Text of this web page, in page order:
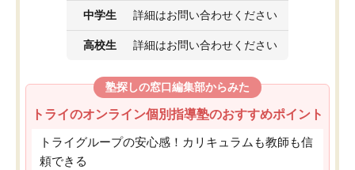
中学生 詳細はお問い合わせください
高校生 詳細はお問い合わせください
塾探しの窓口編集部からみた
トライのオンライン個別指導塾のおすすめポイント
トライグループの安心感！カリキュラムも教師も信
頼できる